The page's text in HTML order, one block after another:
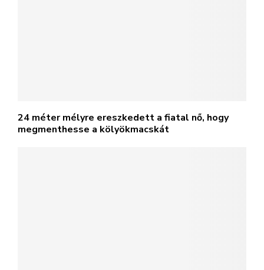
24 méter mélyre ereszkedett a fiatal nő, hogy
megmenthesse a kölyökmacskát